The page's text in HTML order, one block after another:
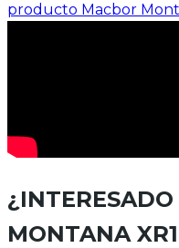
producto Macbor
MONTANA